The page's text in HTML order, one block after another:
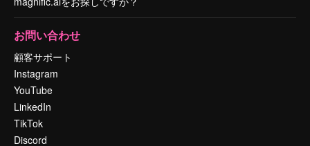
お問い合わせ
顧客サポート
Instagram
YouTube
LinkedIn
TikTok
Discord